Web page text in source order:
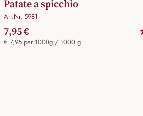
Patate a spicchio
Art.Nr. 5981
7,95 €
€ 7,95 per 1000g / 1000 g